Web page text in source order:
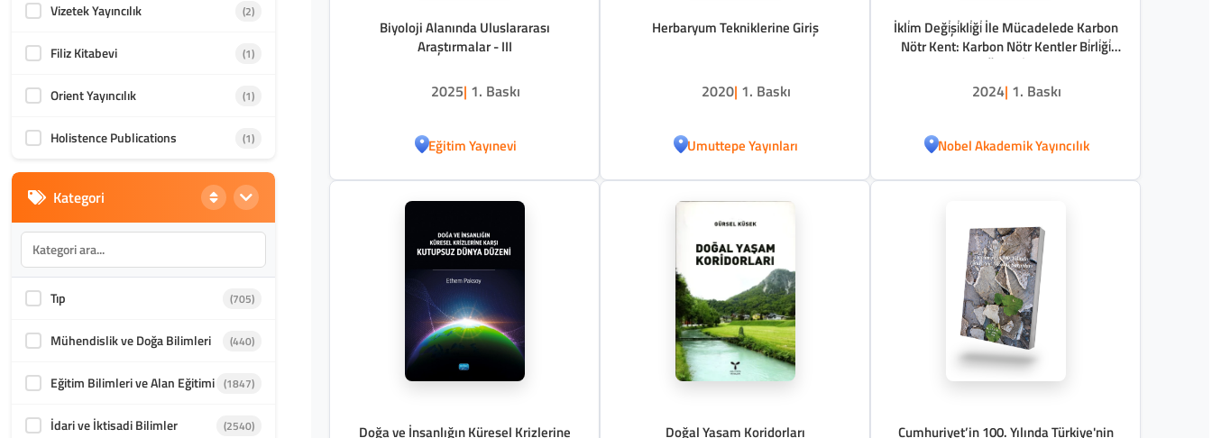
Vizetek Yayıncılık (2)
Filiz Kitabevi (1)
Orient Yayıncılık (1)
Holistence Publications (1)
Kategori
Tıp (705)
Mühendislik ve Doğa Bilimleri (440)
Eğitim Bilimleri ve Alan Eğitimi (1847)
İdari ve İktisadi Bilimler (2540)
Biyoloji Alanında Uluslararası
Araştırmalar - III
2025| 1. Baskı
Eğitim Yayınevi
Herbaryum Tekniklerine Giriş
2020| 1. Baskı
Umuttepe Yayınları
İkli̇m Deği̇şi̇kli̇ği̇ İle Mücadelede Karbon
Nötr Kent: Karbon Nötr Kentler Bi̇rli̇ği̇
Örneği̇
2024| 1. Baskı
Nobel Akademik Yayıncılık
Doğa ve İnsanlığın Küresel Krizlerine
Doğal Yaşam Koridorları
Cumhuriyet’in 100. Yılında Türkiye'nin